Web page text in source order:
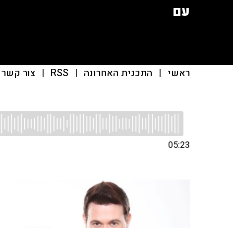
עם
ראשי | התכנית האחרונה |
RSS
| צור קשר
05:23